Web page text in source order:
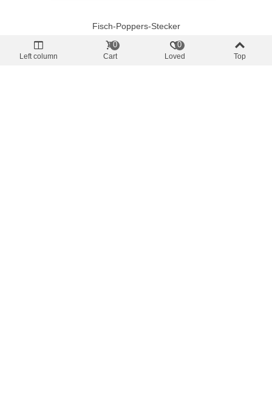
Fisch-Poppers-Stecker
Popper Hart Managatsuo 42gr 120mm
Verschiedene Farben
Left column Cart
0
Loved
0
Top